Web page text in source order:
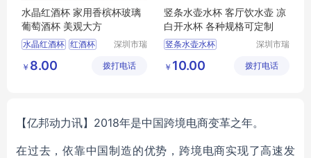
水晶红酒杯 家用香槟杯玻璃
葡萄酒杯 美观大方
水晶红酒杯 红酒杯
深圳市瑞
品有限公
￥ 8.00 拨打电话
竖条水壶水杯 客厅饮水壶 凉
白开水杯 各种规格可定制
竖条水壶水杯
竖条水壶 水壶
深圳市瑞
品有限公
￥ 10.00 拨打电话
【亿邦动力讯】2018年是中国跨境电商变革之年。
在过去，依靠中国制造的优势，跨境电商实现了高速发